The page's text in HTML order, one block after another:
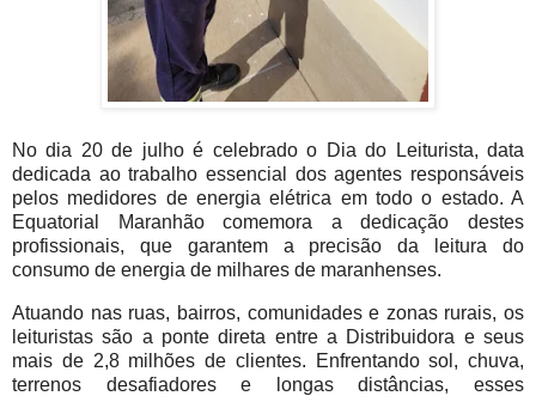
No dia 20 de julho é celebrado o Dia do Leiturista, data
dedicada ao trabalho essencial dos agentes responsáveis
pelos medidores de energia elétrica em todo o estado. A
Equatorial Maranhão comemora a dedicação destes
profissionais, que garantem a precisão da leitura do
consumo de energia de milhares de maranhenses.
Atuando nas ruas, bairros, comunidades e zonas rurais, os
leituristas são a ponte direta entre a Distribuidora e seus
mais de 2,8 milhões de clientes. Enfrentando sol, chuva,
terrenos desafiadores e longas distâncias, esses